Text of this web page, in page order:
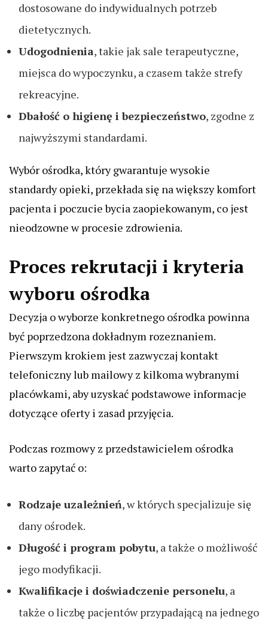
dostosowane do indywidualnych potrzeb
dietetycznych.
Udogodnienia, takie jak sale terapeutyczne,
miejsca do wypoczynku, a czasem także strefy
rekreacyjne.
Dbałość o higienę i bezpieczeństwo, zgodne z
najwyższymi standardami.
Wybór ośrodka, który gwarantuje wysokie
standardy opieki, przekłada się na większy komfort
pacjenta i poczucie bycia zaopiekowanym, co jest
nieodzowne w procesie zdrowienia.
Proces rekrutacji i kryteria
wyboru ośrodka
Decyzja o wyborze konkretnego ośrodka powinna
być poprzedzona dokładnym rozeznaniem.
Pierwszym krokiem jest zazwyczaj kontakt
telefoniczny lub mailowy z kilkoma wybranymi
placówkami, aby uzyskać podstawowe informacje
dotyczące oferty i zasad przyjęcia.
Podczas rozmowy z przedstawicielem ośrodka
warto zapytać o:
Rodzaje uzależnień, w których specjalizuje się
dany ośrodek.
Długość i program pobytu, a także o możliwość
jego modyfikacji.
Kwalifikacje i doświadczenie personelu, a
także o liczbę pacjentów przypadającą na jednego